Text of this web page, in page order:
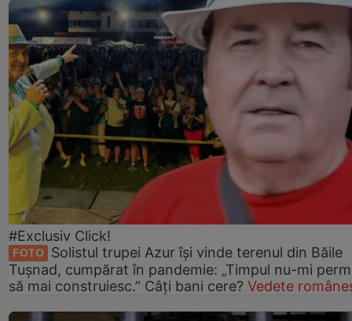
#Exclusiv Click!
FOTO
Solistul trupei Azur își vinde terenul din Băile
Tușnad, cumpărat în pandemie: „Timpul nu-mi
să mai construiesc.” Câți bani cere? Vedete